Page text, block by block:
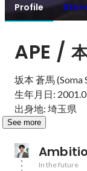
Profile
APE /
坂本 蒼馬 (Soma
生年月日:
出身地: 埼玉県
See more
In the future